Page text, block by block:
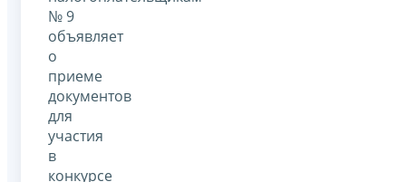
№ 9
объявляет
о
приеме
документов
для
участия
в
конкурсе